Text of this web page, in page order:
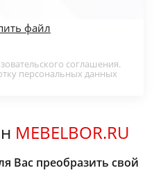
файл
соглашения.
персональных данных
MEBELBOR.RU
Вас преобразить свой